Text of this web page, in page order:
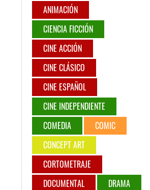
ANIMACIÓN
CIENCIA FICCIÓN
CINE ACCIÓN
CINE CLÁSICO
CINE ESPAÑOL
CINE INDEPENDIENTE
COMEDIA
COMIC
CONCEPT ART
CORTOMETRAJE
DOCUMENTAL
DRAMA